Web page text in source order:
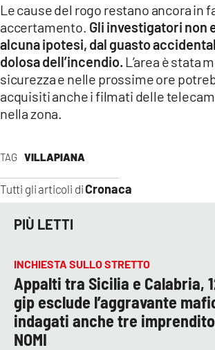
TAG VILLAPIANA
Tutti gli articoli diCronaca
Le cause del rogo restano ancora in
accertamento. Gli investigatori non
alcuna ipotesi, dal guasto
dolosa dell’incendio. L’area è stata
sicurezza e nelle prossime ore
acquisiti anche i filmati delle
nella zona.
PIÙ LETTI
INCHIESTA SULLO STRETTO
Appalti tra Sicilia e Calabria,
gip esclude l’aggravante
indagati anche tre
NOMI